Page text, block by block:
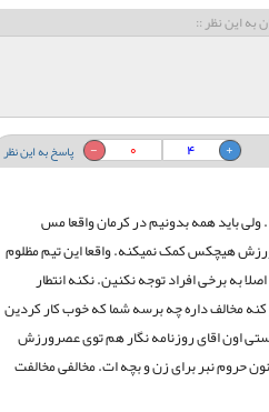
به این نظر ::
پاسخ به این نظر 0
4
باید همه بدونیم در کرمان واقعا مس
هیچکس کمک نمیکنه. واقعا این تیم مظلوم
به برخی افراد توجه نکنین. نکنه انتطار
مخالف داره چه برسه شما که خوب کار کردین
اون اقای روزنامه نگار هم توی عصرورزش
حروم نبر برای زن و بچه ات. مخالفی مخالفت